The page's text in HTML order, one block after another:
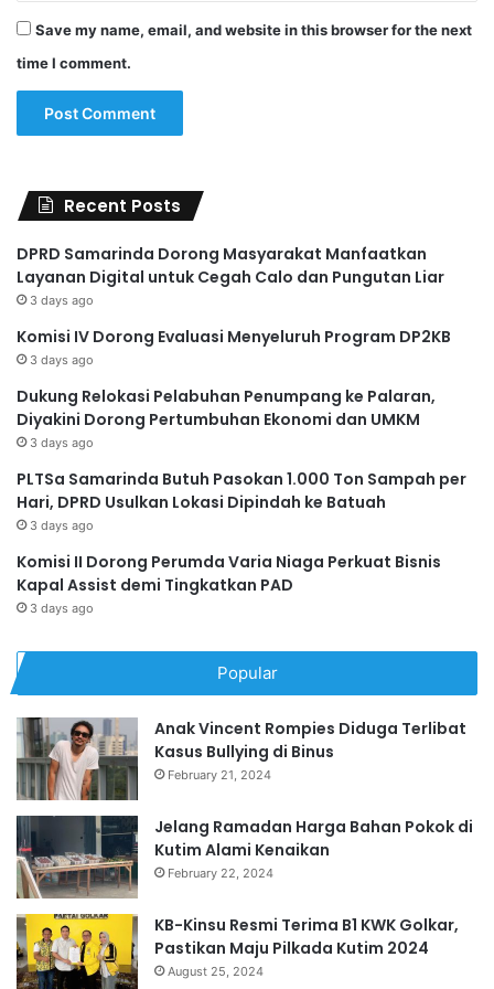
Save my name, email, and website in this browser for the next
time I comment.
Recent Posts
DPRD Samarinda Dorong Masyarakat Manfaatkan
Layanan Digital untuk Cegah Calo dan Pungutan Liar
3 days ago
Komisi IV Dorong Evaluasi Menyeluruh Program DP2KB
3 days ago
Dukung Relokasi Pelabuhan Penumpang ke Palaran,
Diyakini Dorong Pertumbuhan Ekonomi dan UMKM
3 days ago
PLTSa Samarinda Butuh Pasokan 1.000 Ton Sampah per
Hari, DPRD Usulkan Lokasi Dipindah ke Batuah
3 days ago
Komisi II Dorong Perumda Varia Niaga Perkuat Bisnis
Kapal Assist demi Tingkatkan PAD
3 days ago
Popular
Anak Vincent Rompies Diduga Terlibat
Kasus Bullying di Binus
February 21, 2024
Jelang Ramadan Harga Bahan Pokok di
Kutim Alami Kenaikan
February 22, 2024
KB-Kinsu Resmi Terima B1 KWK Golkar,
Pastikan Maju Pilkada Kutim 2024
August 25, 2024